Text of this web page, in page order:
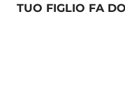
TUO FIGLIO FA